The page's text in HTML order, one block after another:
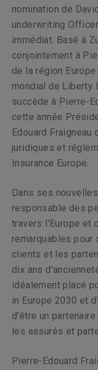
nomination de
underwriting
immédiat. Basé à
conjointement à
de la région
mondial de Liberty
succède à Pierre-
cette année
Edouard
juridiques et
Insurance Europe.
Dans ses
responsable des
travers l'Europe et
remarquables pour
clients et les
dix ans
idéalement placé
in Europe 2030 et
d'être un
les assurés et
Pierre-Edouard